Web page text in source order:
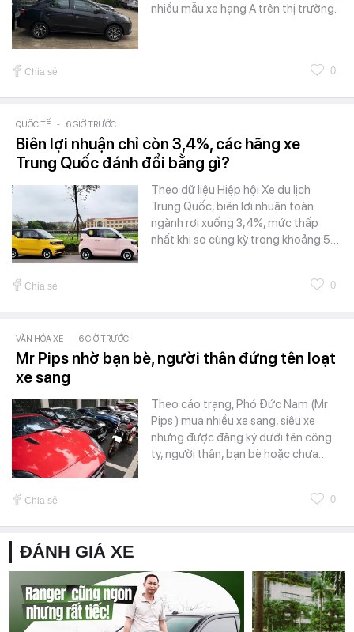
nhiều mẫu xe hạng A trên thị trường.
Chia sẻ 0
QUỐC TẾ - 6 GIỜ TRƯỚC
Biên lợi nhuận chỉ còn 3,4%, các hãng xe
Trung Quốc đánh đổi bằng gì?
Theo dữ liệu Hiệp hội Xe du lịch
Trung Quốc, biên lợi nhuận toàn
ngành rơi xuống 3,4%, mức thấp
nhất khi so cùng kỳ trong khoảng 5…
Chia sẻ 0
VĂN HÓA XE - 6 GIỜ TRƯỚC
Mr Pips nhờ bạn bè, người thân đứng tên loạt
xe sang
Theo cáo trạng, Phó Đức Nam (Mr
Pips ) mua nhiều xe sang, siêu xe
nhưng được đăng ký dưới tên công
ty, người thân, bạn bè hoặc chưa…
Chia sẻ 0
ĐÁNH GIÁ XE